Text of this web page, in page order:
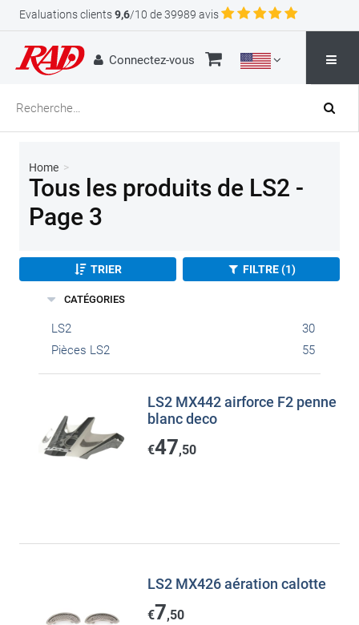
Evaluations clients9,6/10 de 39989 avis
Connectez-vous
Home >
Tous les produits de LS2 -
Page 3
TRIER FILTRE (1)
CATÉGORIES
LS2
30
Pièces LS2
55
LS2 MX442 airforce F2 penne
blanc deco
€47,50
LS2 MX426 aération calotte
€7,50